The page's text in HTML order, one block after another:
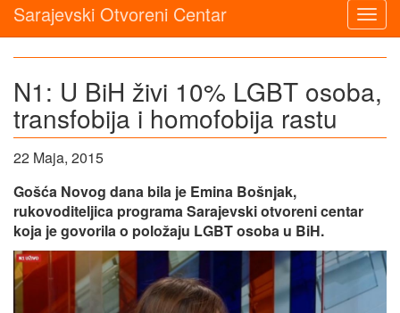
Sarajevski Otvoreni Centar
N1: U BiH živi 10% LGBT osoba,
transfobija i homofobija rastu
22 Maja, 2015
Gošća Novog dana bila je Emina Bošnjak,
rukovoditeljica programa Sarajevski otvoreni centar
koja je govorila o položaju LGBT osoba u BiH.